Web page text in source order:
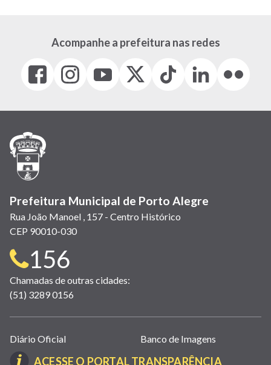
Acompanhe a prefeitura nas redes
Facebook
(link
em
janela)
Instagram
(link
em
(link
em
(Antigo
(link
Tiktok
(link
em
LinkedIn
(link
em
(link
em
Prefeitura Municipal de Porto Alegre
Rua João Manoel , 157 - Centro Histórico
CEP 90010-030
Telefone
para
contato:
156
Chamadas de outras cidades:
(51) 3289 0156
Links
úteis
Diário Oficial Banco de Imagens
ACESSE O PORTAL TRANSPARÊNCIA(LINK